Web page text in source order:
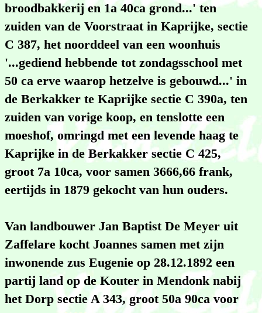
broodbakkerij en 1a 40ca grond...' ten
zuiden van de Voorstraat in Kaprijke, sectie
C 387, het noorddeel van een woonhuis
'...gediend hebbende tot zondagsschool met
50 ca erve waarop hetzelve is gebouwd...' in
de Berkakker te Kaprijke sectie C 390a, ten
zuiden van vorige koop, en tenslotte een
moeshof, omringd met een levende haag te
Kaprijke in de Berkakker sectie C 425,
groot 7a 10ca, voor samen 3666,66 frank,
eertijds in 1879 gekocht van hun ouders.
Van landbouwer Jan Baptist De Meyer uit
Zaffelare kocht Joannes samen met zijn
inwonende zus Eugenie op 28.12.1892 een
partij land op de Kouter in Mendonk nabij
het Dorp sectie A 343, groot 50a 90ca voor